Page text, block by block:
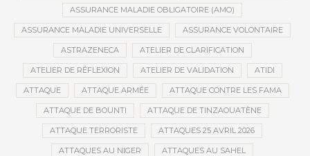
ASSURANCE MALADIE OBLIGATOIRE (AMO)
ASSURANCE MALADIE UNIVERSELLE ASSURANCE VOLONTAIRE
ASTRAZENECA ATELIER DE CLARIFICATION
ATELIER DE RÉFLEXION ATELIER DE VALIDATION ATIDI
ATTAQUE ATTAQUE ARMÉE ATTAQUE CONTRE LES FAMA
ATTAQUE DE BOUNTI ATTAQUE DE TINZAOUATÈNE
ATTAQUE TERRORISTE ATTAQUES 25 AVRIL 2026
ATTAQUES AU NIGER ATTAQUES AU SAHEL